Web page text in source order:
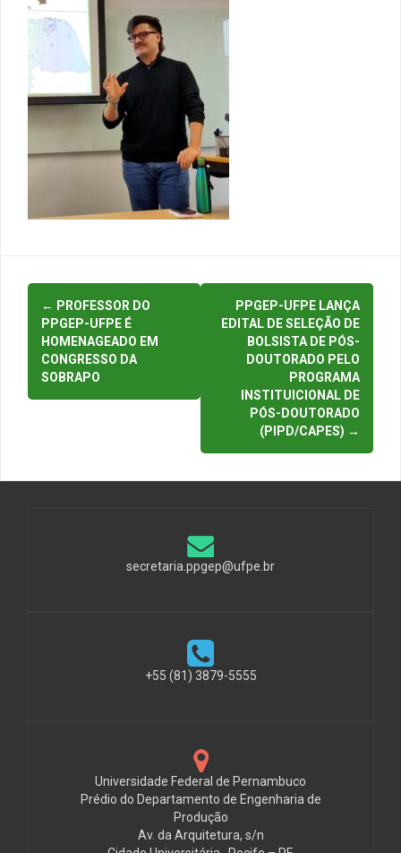
Post
navigation
← PROFESSOR DO
PPGEP-UFPE É
HOMENAGEADO EM
CONGRESSO DA
SOBRAPO
PPGEP-UFPE LANÇA
EDITAL DE SELEÇÃO DE
BOLSISTA DE PÓS-
DOUTORADO PELO
PROGRAMA
INSTITUICIONAL DE
PÓS-DOUTORADO
(PIPD/CAPES) →
secretaria.ppgep@ufpe.br
+55 (81) 3879-5555
Universidade Federal de Pernambuco
Prédio do Departamento de Engenharia de
Produção
Av. da Arquitetura, s/n